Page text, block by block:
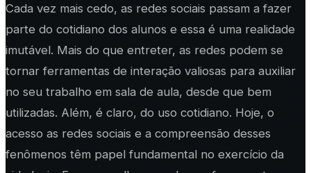
Cada vez mais cedo, as redes sociais passam a fazer
parte do cotidiano dos alunos e essa é uma realidade
imutável. Mais do que entreter, as redes podem se
tornar ferramentas de interação valiosas para auxiliar
no seu trabalho em sala de aula, desde que bem
utilizadas. Além, é claro, do uso cotidiano. Hoje, o
acesso as redes sociais e a compreensão desses
fenômenos têm papel fundamental no exercício da